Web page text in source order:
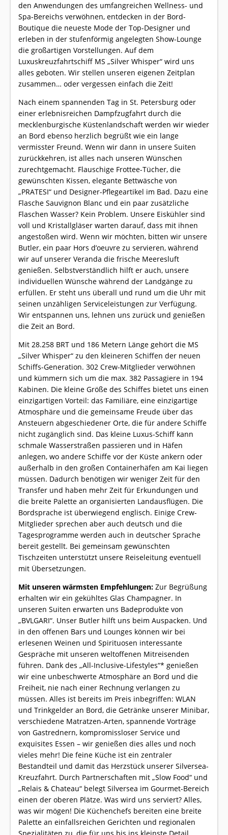
den Anwendungen des umfangreichen Wellness- und
Spa-Bereichs verwöhnen, entdecken in der Bord-
Boutique die neueste Mode der Top-Designer und
erleben in der stufenförmig angelegten Show-Lounge
die großartigen Vorstellungen. Auf dem
Luxuskreuzfahrtschiff MS „Silver Whisper“ wird uns
alles geboten. Wir stellen unseren eigenen Zeitplan
zusammen… oder vergessen einfach die Zeit!
Nach einem spannenden Tag in St. Petersburg oder
einer erlebnisreichen Dampfzugfahrt durch die
mecklenburgische Küstenlandschaft werden wir wieder
an Bord ebenso herzlich begrüßt wie ein lange
vermisster Freund. Wenn wir dann in unsere Suiten
zurückkehren, ist alles nach unseren Wünschen
zurechtgemacht. Flauschige Frottee-Tücher, die
gewünschten Kissen, elegante Bettwäsche von
„PRATESI“ und Designer-Pflegeartikel im Bad. Dazu eine
Flasche Sauvignon Blanc und ein paar zusätzliche
Flaschen Wasser? Kein Problem. Unsere Eiskühler sind
voll und Kristallgläser warten darauf, dass mit ihnen
angestoßen wird. Wenn wir möchten, bitten wir unsere
Butler, ein paar Hors d’oeuvre zu servieren, während
wir auf unserer Veranda die frische Meeresluft
genießen. Selbstverständlich hilft er auch, unsere
individuellen Wünsche während der Landgänge zu
erfüllen. Er steht uns überall und rund um die Uhr mit
seinen unzähligen Serviceleistungen zur Verfügung.
Wir entspannen uns, lehnen uns zurück und genießen
die Zeit an Bord.
Mit 28.258 BRT und 186 Metern Länge gehört die MS
„Silver Whisper“ zu den kleineren Schiffen der neuen
Schiffs-Generation. 302 Crew-Mitglieder verwöhnen
und kümmern sich um die max. 382 Passagiere in 194
Kabinen. Die kleine Größe des Schiffes bietet uns einen
einzigartigen Vorteil: das Familiäre, eine einzigartige
Atmosphäre und die gemeinsame Freude über das
Ansteuern abgeschiedener Orte, die für andere Schiffe
nicht zugänglich sind. Das kleine Luxus-Schiff kann
schmale Wasserstraßen passieren und in Häfen
anlegen, wo andere Schiffe vor der Küste ankern oder
außerhalb in den großen Containerhäfen am Kai liegen
müssen. Dadurch benötigen wir weniger Zeit für den
Transfer und haben mehr Zeit für Erkundungen und
die breite Palette an organisierten Landausflügen. Die
Bordsprache ist überwiegend englisch. Einige Crew-
Mitglieder sprechen aber auch deutsch und die
Tagesprogramme werden auch in deutscher Sprache
bereit gestellt. Bei gemeinsam gewünschten
Tischzeiten unterstützt unsere Reiseleitung eventuell
mit Übersetzungen.
Mit unseren wärmsten Empfehlungen: Zur Begrüßung
erhalten wir ein gekühltes Glas Champagner. In
unseren Suiten erwarten uns Badeprodukte von
„BVLGARI“. Unser Butler hilft uns beim Auspacken. Und
in den offenen Bars und Lounges können wir bei
erlesenen Weinen und Spirituosen interessante
Gespräche mit unseren weltoffenen Mitreisenden
führen. Dank des „All-Inclusive-Lifestyles“* genießen
wir eine unbeschwerte Atmosphäre an Bord und die
Freiheit, nie nach einer Rechnung verlangen zu
müssen. Alles ist bereits im Preis inbegriffen: WLAN
und Trinkgelder an Bord, die Getränke unserer Minibar,
verschiedene Matratzen-Arten, spannende Vorträge
von Gastrednern, kompromissloser Service und
exquisites Essen – wir genießen dies alles und noch
vieles mehr! Die feine Küche ist ein zentraler
Bestandteil und damit das Herzstück unserer Silversea-
Kreuzfahrt. Durch Partnerschaften mit „Slow Food“ und
„Relais & Chateau“ belegt Silversea im Gourmet-Bereich
einen der oberen Plätze. Was wird uns serviert? Alles,
was wir mögen! Die Küchenchefs bereiten eine breite
Palette an einfallsreichen Gerichten und regionalen